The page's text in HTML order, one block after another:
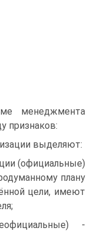
менеджмента
признаков:
выделяют:
(официальные)
плану
цели, имеют
-